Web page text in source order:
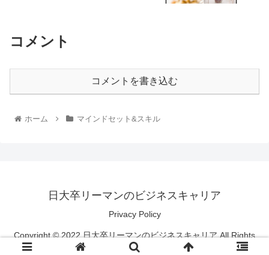
コメント
コメントを書き込む
ホーム マインドセット&スキル
日大卒リーマンのビジネスキャリア
Privacy Policy
Copyright © 2022 日大卒リーマンのビジネスキャリア All Rights
Reserved.